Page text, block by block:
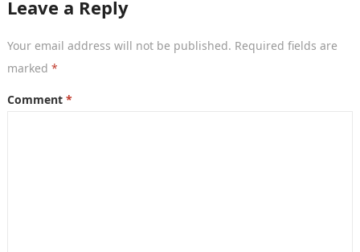
Leave a Reply
Your email address will not be published. Required fields are
marked *
Comment *